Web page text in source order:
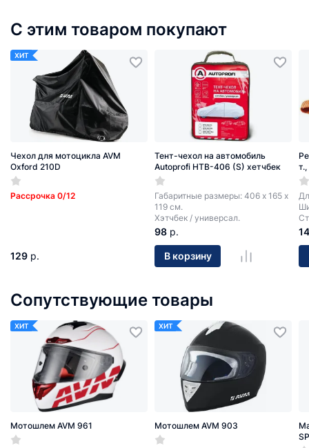
С этим товаром покупают
ХИТ
Чехол для мотоцикла AVM
Oxford 210D
Рассрочка 0/12
129 р.
Тент-чехол на автомобиль
Autoprofi HTB-406 (S) хетчбек
Габаритные размеры: 406 х 165 х
119 см.
Хэтчбек / универсал.
98 р.
В корзину
14
Сопутствующие товары
ХИТ
Мотошлем AVM 961
ХИТ
Мотошлем AVM 903